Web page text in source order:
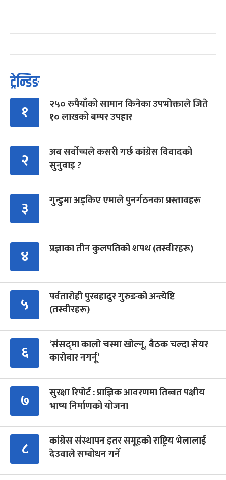
ट्रेन्डिङ
१
२५० रुपैयाँको सामान किनेका उपभोक्ताले जिते
१० लाखको बम्पर उपहार
२
अब सर्वोच्चले कसरी गर्छ कांग्रेस विवादको
सुनुवाइ ?
३ गुन्डुमा अड्किए एमाले पुनर्गठनका प्रस्तावहरू
४ प्रज्ञाका तीन कुलपतिको शपथ (तस्वीरहरू)
५
पर्वतारोही पुरबहादुर गुरुङको अन्त्येष्टि
(तस्वीरहरू)
६
‘संसद्‍मा कालो चस्मा खोल्नू, बैठक चल्दा सेयर
कारोबार नगर्नू’
७
सुरक्षा रिपोर्ट : प्राज्ञिक आवरणमा तिब्बत पक्षीय
भाष्य निर्माणको योजना
८
कांग्रेस संस्थापन इतर समूहको राष्ट्रिय भेलालाई
देउवाले सम्बोधन गर्ने